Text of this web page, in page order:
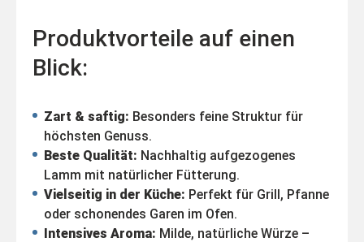
Produktvorteile auf einen
Blick:
Zart & saftig: Besonders feine Struktur für
höchsten Genuss.
Beste Qualität: Nachhaltig aufgezogenes
Lamm mit natürlicher Fütterung.
Vielseitig in der Küche: Perfekt für Grill, Pfanne
oder schonendes Garen im Ofen.
Intensives Aroma: Milde, natürliche Würze –